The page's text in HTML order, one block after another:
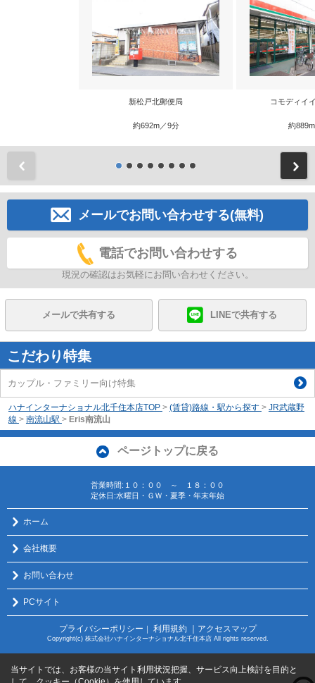
新松戸北郵便局
約692m／9分
コモディイ
約
メールでお問い合わせする(無料)
電話でお問い合わせする
現況の確認はお気軽にお問い合わせください。
メールで共有する LINEで共有する
こだわり特集
カップル・ファミリー向け特集
ハナインターナショナル北千住本店TOP > (賃貸)路線・駅から探す > JR武蔵野
線 > 南流山駅 > Eris南流山
ページトップに戻る
営業時間:１０：００ ～ １８：００
定休日:水曜日・ＧＷ・夏季・年末年始
ホーム
会社概要
お問い合わせ
PCサイト
プライバシーポリシー ｜ 利用規約 ｜アクセスマップ
Copyright(c) 株式会社ハナインターナショナル北千住本店 All rights reserved.
当サイトでは、お客様の当サイト利用状況把握、サービス向上検討を目的と